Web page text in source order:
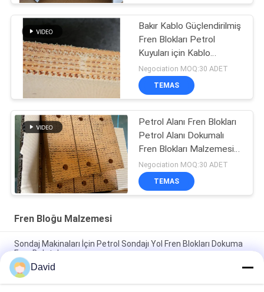
Bakır Kablo Güçlendirilmiş
Fren Blokları Petrol
Kuyuları için Kablo
Dokuma Fren Blok
Malzemesi
Negociation MOQ:30 ADET
TEMAS
Petrol Alanı Fren Blokları
Petrol Alanı Dokumalı
Fren Blokları Malzemesi
Pile Driver Drilling Rig için
Negociation MOQ:30 ADET
TEMAS
Fren Bloğu Malzemesi
Sondaj Makinaları İçin Petrol Sondajı Yol Fren Blokları Dokuma
Fren Balataları
Asbest içermeyen dokuma fren astarı dokuma fren bloğu
petrol kuyusu sondajı için dokuma fren yastığı
David